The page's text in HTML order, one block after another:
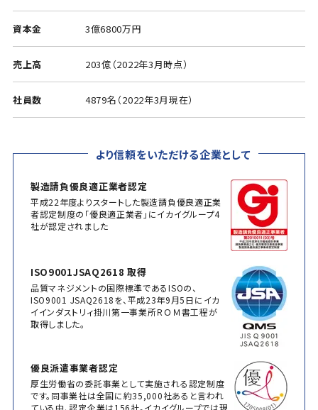
資本金 3億6800万円
売上高 203億（2022年3月時点）
社員数 4879名（2022年3月現在）
より信頼をいただける企業として
製造請負優良適正業者認定
平成22年度よりスタートした製造請負優良適正業
者認定制度の「優良適正業者」にイカイグループ4
社が認定されました
ISO9001JSAQ2618 取得
品質マネジメントの国際標準であるISOの、
ISO9001 JSAQ2618を、平成23年9月5日にイカ
イインダストリィ掛川第一事業所ＲＯＭ書工程が
取得しました。
優良派遣事業者認定
厚生労働省の委託事業として実施される認定制度
です。同事業社は全国に約35,000社あると言われ